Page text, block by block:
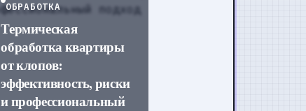
ОБРАБОТКА
Термическая
обработка квартиры
от клопов:
эффективность, риски
и профессиональный